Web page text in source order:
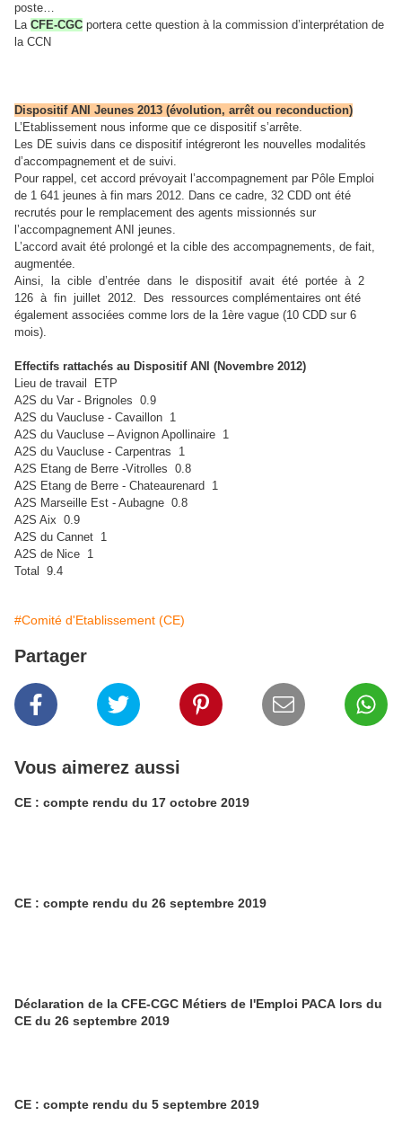
poste…
La CFE-CGC portera cette question à la commission d’interprétation de
la CCN
Dispositif ANI Jeunes 2013 (évolution, arrêt ou reconduction)
L’Etablissement nous informe que ce dispositif s’arrête.
Les DE suivis dans ce dispositif intégreront les nouvelles modalités
d’accompagnement et de suivi.
Pour rappel, cet accord prévoyait l’accompagnement par Pôle Emploi
de 1 641 jeunes à fin mars 2012. Dans ce cadre, 32 CDD ont été
recrutés pour le remplacement des agents missionnés sur
l’accompagnement ANI jeunes.
L’accord avait été prolongé et la cible des accompagnements, de fait,
augmentée.
Ainsi, la cible d’entrée dans le dispositif avait été portée à 2
126 à fin juillet 2012. Des ressources complémentaires ont été
également associées comme lors de la 1ère vague (10 CDD sur 6
mois).
Effectifs rattachés au Dispositif ANI (Novembre 2012)
Lieu de travail ETP
A2S du Var - Brignoles 0.9
A2S du Vaucluse - Cavaillon 1
A2S du Vaucluse – Avignon Apollinaire 1
A2S du Vaucluse - Carpentras 1
A2S Etang de Berre -Vitrolles 0.8
A2S Etang de Berre - Chateaurenard 1
A2S Marseille Est - Aubagne 0.8
A2S Aix 0.9
A2S du Cannet 1
A2S de Nice 1
Total 9.4
#Comité d'Etablissement (CE)
Partager
Vous aimerez aussi
CE : compte rendu du 17 octobre 2019
CE : compte rendu du 26 septembre 2019
Déclaration de la CFE-CGC Métiers de l'Emploi PACA lors du
CE du 26 septembre 2019
CE : compte rendu du 5 septembre 2019